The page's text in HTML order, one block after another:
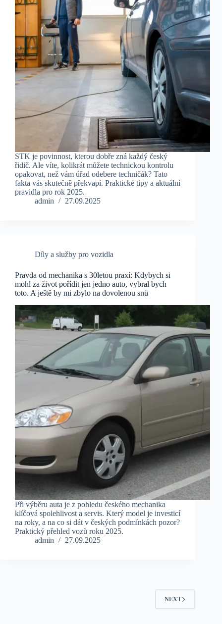
STK je povinnost, kterou dobře zná každý český
řidič. Ale víte, kolikrát můžete technickou kontrolu
opakovat, než vám úřad odebere techničák? Tato
fakta vás skutečně překvapí. Praktické tipy a aktuální
pravidla pro rok 2025.
admin
27.09.2025
Díly a služby pro vozidla
Pravda od mechanika s 30letou praxí: Kdybych si
mohl za život pořídit jen jedno auto, vybral bych
toto. A ještě by mi zbylo na dovolenou snů
Při výběru auta je z pohledu českého mechanika
klíčová spolehlivost a servis. Který model je investicí
na roky, a na co si dát v českých podmínkách pozor?
Praktický přehled vozů roku 2025.
admin
27.09.2025
NEXT